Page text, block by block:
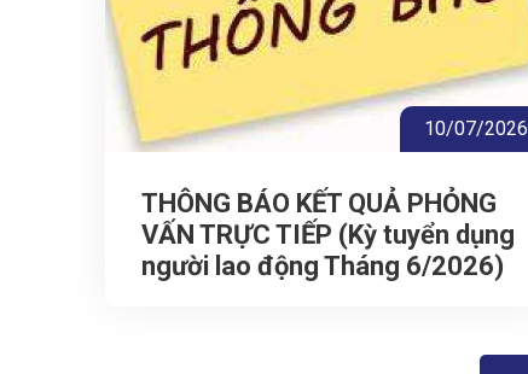
10/07/2026
THÔNG BÁO KẾT QUẢ PHỎNG
VẤN TRỰC TIẾP (Kỳ tuyển dụng
người lao động Tháng 6/2026)